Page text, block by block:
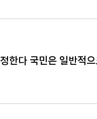
정한다 국민은 일반적